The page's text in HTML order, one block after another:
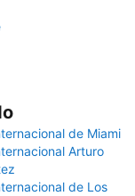
de Miami
Arturo
de Los